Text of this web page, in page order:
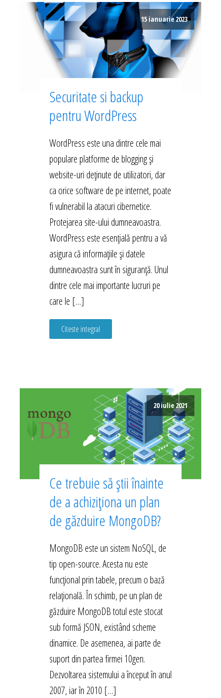
15 ianuarie 2023
Securitate si backup
pentru WordPress
WordPress este una dintre cele mai
populare platforme de blogging și
website-uri deținute de utilizatori, dar
ca orice software de pe internet, poate
fi vulnerabil la atacuri cibernetice.
Protejarea site-ului dumneavoastra.
WordPress este esențială pentru a vă
asigura că informațiile și datele
dumneavoastra sunt în siguranță. Unul
dintre cele mai importante lucruri pe
care le […]
Citeste integral
20 iulie 2021
Ce trebuie să știi înainte
de a achiziționa un plan
de găzduire MongoDB?
MongoDB este un sistem NoSQL, de
tip open-source. Acesta nu este
funcțional prin tabele, precum o bază
relațională. În schimb, pe un plan de
găzduire MongoDB totul este stocat
sub formă JSON, existând scheme
dinamice. De asemenea, ai parte de
suport din partea firmei 10gen.
Dezvoltarea sistemului a început în anul
2007, iar în 2010 […]